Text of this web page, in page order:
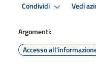
Condividi Vedi
Argomenti:
Accesso